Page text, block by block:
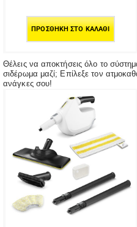
ΠΡΟΣΘΉΚΗ ΣΤΟ ΚΑΛΆΘΙ
Θέλεις να αποκτήσεις όλο το
σιδέρωμα μαζί; Επίλεξε τον
ανάγκες σου!